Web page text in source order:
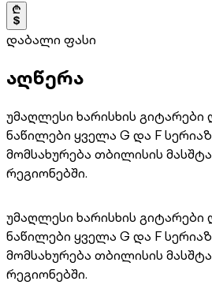
დაბალი ფასი
აღწერა
უმაღლესი ხარისხის
ნაწილები ყველა G და F
მომსახურება თბილისის
რეგიონებში.
უმაღლესი ხარისხის
ნაწილები ყველა G და F სერიაზე. უფასო საკურიერო
მომსახურება თბილისის
რეგიონებში.